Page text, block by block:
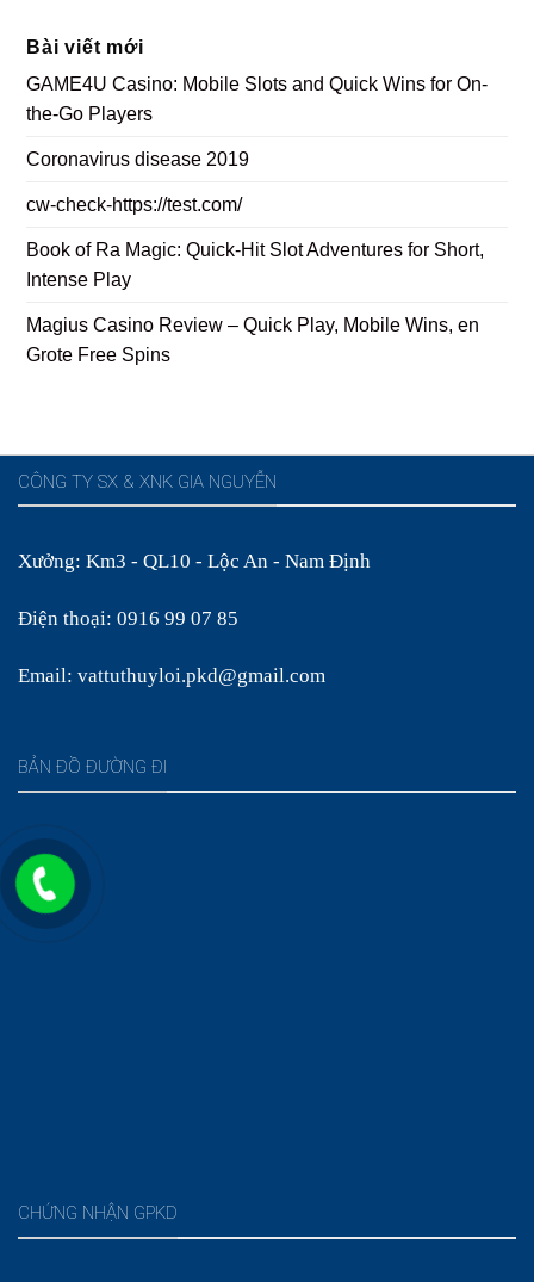
Bài viết mới
GAME4U Casino: Mobile Slots and Quick Wins for On-
the-Go Players
Coronavirus disease 2019
cw-check-https://test.com/
Book of Ra Magic: Quick‑Hit Slot Adventures for Short,
Intense Play
Magius Casino Review – Quick Play, Mobile Wins, en
Grote Free Spins
CÔNG TY SX & XNK GIA NGUYỄN
Xưởng: Km3 - QL10 - Lộc An - Nam Định
Điện thoại: 0916 99 07 85
Email: vattuthuyloi.pkd@gmail.com
BẢN ĐỒ ĐƯỜNG ĐI
CHỨNG NHẬN GPKD